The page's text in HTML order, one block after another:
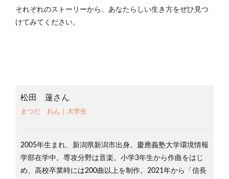
それぞれのストーリーから、あなたらしい生き方をぜひ見つ
けてみてください。
松田 蓮さん
まつだ れん｜大学生
2005年生まれ、新潟県新潟市出身。慶應義塾大学環境情報
学部在学中。専攻分野は音楽。小学3年生から作曲をはじ
め、高校卒業時には200曲以上を制作。2021年から「信長